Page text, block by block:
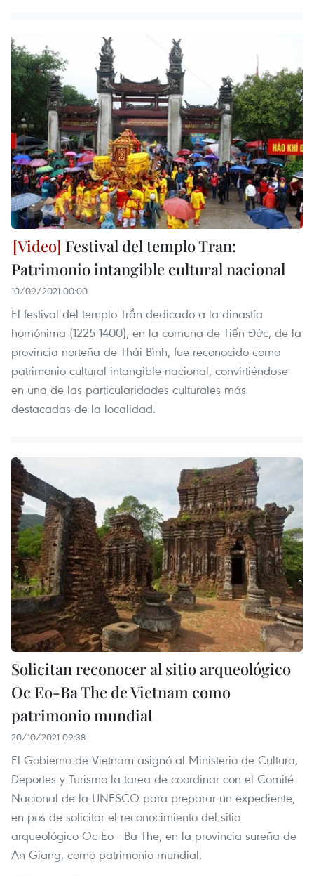
Festival del templo Tran:
Patrimonio intangible cultural nacional
10/09/2021 00:00
El festival del templo Trần dedicado a la dinastía
homónima (1225-1400), en la comuna de Tiến Đức, de la
provincia norteña de Thái Bình, fue reconocido como
patrimonio cultural intangible nacional, convirtiéndose
en una de las particularidades culturales más
destacadas de la localidad.
Solicitan reconocer al sitio arqueológico
Oc Eo-Ba The de Vietnam como
patrimonio mundial
20/10/2021 09:38
El Gobierno de Vietnam asignó al Ministerio de Cultura,
Deportes y Turismo la tarea de coordinar con el Comité
Nacional de la UNESCO para preparar un expediente,
en pos de solicitar el reconocimiento del sitio
arqueológico Oc Eo - Ba The, en la provincia sureña de
An Giang, como patrimonio mundial.